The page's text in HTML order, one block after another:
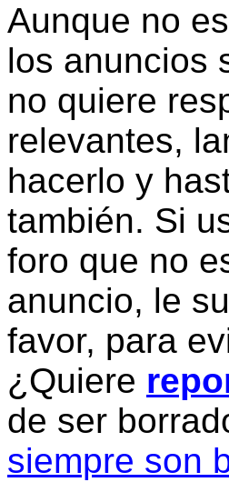
Aunque no
los anuncios
no quiere
relevantes,
hacerlo y
también. Si
foro que no
anuncio, le
favor, para
¿Quiere
de ser
siempre son